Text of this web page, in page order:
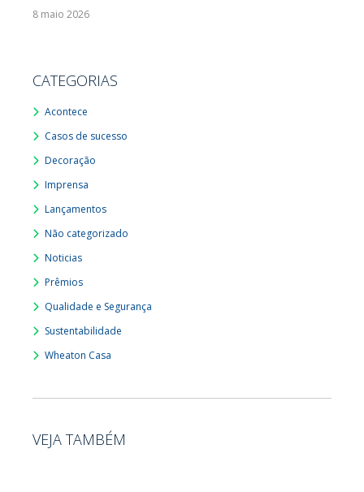
8 maio 2026
CATEGORIAS
Acontece
Casos de sucesso
Decoração
Imprensa
Lançamentos
Não categorizado
Noticias
Prêmios
Qualidade e Segurança
Sustentabilidade
Wheaton Casa
VEJA TAMBÉM